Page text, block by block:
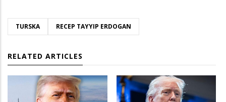
TURSKA RECEP TAYYIP ERDOGAN
RELATED ARTICLES